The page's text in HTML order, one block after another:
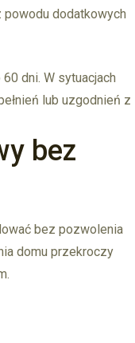
powodu dodatkowych
dni. W sytuacjach
lub uzgodnień z
bez
bez pozwolenia
domu przekroczy